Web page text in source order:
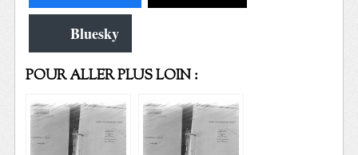
Bluesky
POUR ALLER PLUS LOIN :